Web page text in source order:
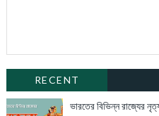
RECENT
ভারতের বিভিন্ন